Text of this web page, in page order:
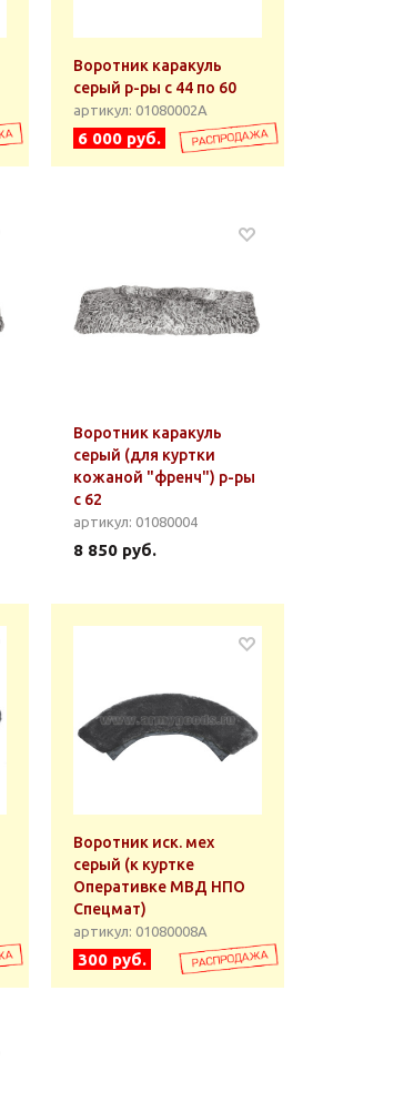
Воротник каракуль
серый р-ры с 44 по 60
артикул: 01080002А
6 000 руб.
Воротник каракуль
серый (для куртки
кожаной "френч") р-ры
с 62
артикул: 01080004
8 850 руб.
Воротник иск. мех
серый (к куртке
Оперативке МВД НПО
Спецмат)
артикул: 01080008А
300 руб.